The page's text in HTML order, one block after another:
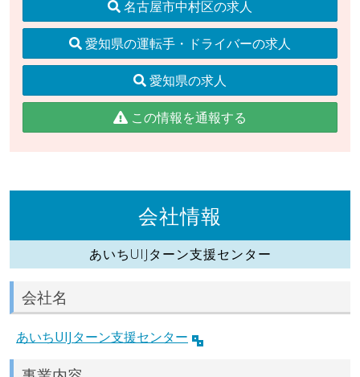
名古屋市中村区の求人
愛知県の運転手・ドライバーの求人
愛知県の求人
この情報を通報する
会社情報
あいちUIJターン支援センター
会社名
あいちUIJターン支援センター